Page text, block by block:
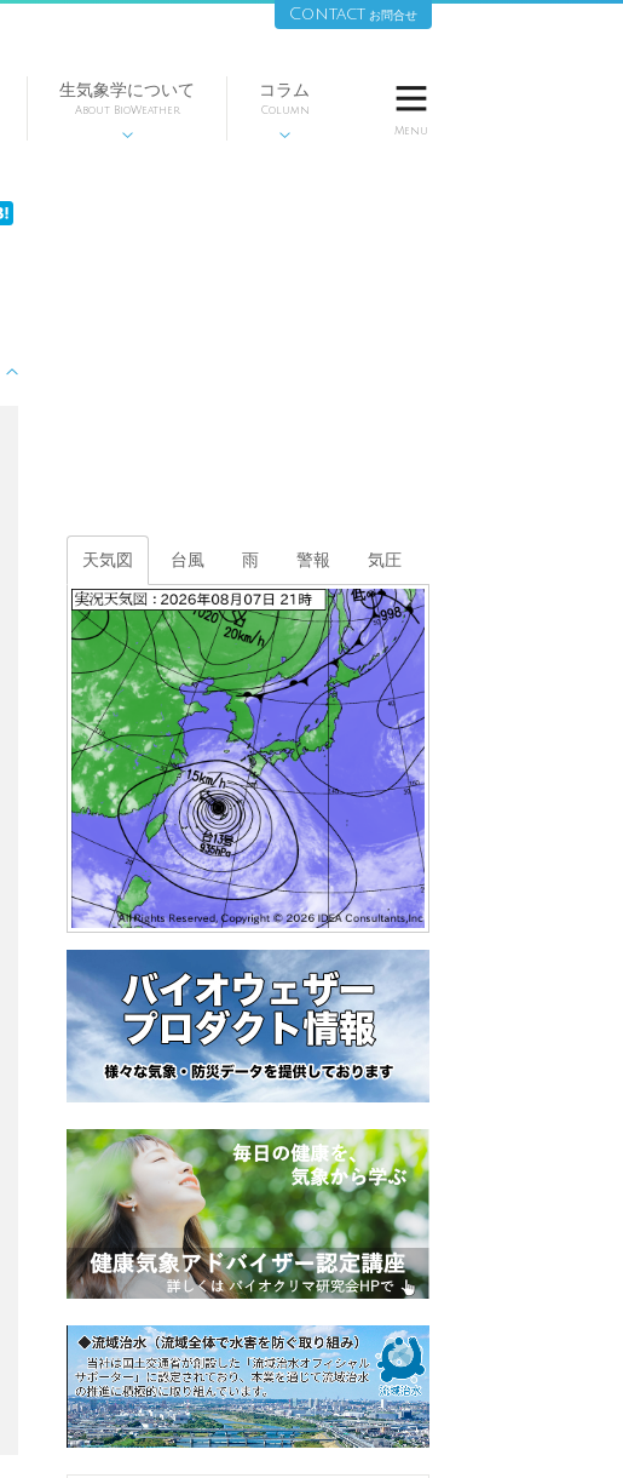
生気象学について
About BioWeather

コラム
Column


Menu
天気図 台風 雨 警報 気圧
Contact お問合せ